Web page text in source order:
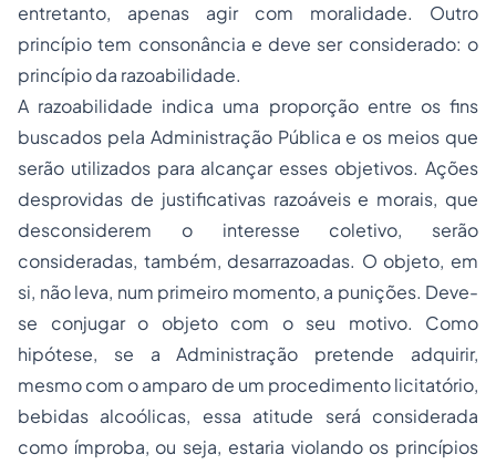
entretanto, apenas agir com moralidade. Outro
princípio tem consonância e deve ser considerado: o
princípio da razoabilidade.
A razoabilidade indica uma proporção entre os fins
buscados pela Administração Pública e os meios que
serão utilizados para alcançar esses objetivos. Ações
desprovidas de justificativas razoáveis e morais, que
desconsiderem o interesse coletivo, serão
consideradas, também, desarrazoadas. O objeto, em
si, não leva, num primeiro momento, a punições. Deve-
se conjugar o objeto com o seu motivo. Como
hipótese, se a Administração pretende adquirir,
mesmo com o amparo de um procedimento licitatório,
bebidas alcoólicas, essa atitude será considerada
como ímproba, ou seja, estaria violando os princípios